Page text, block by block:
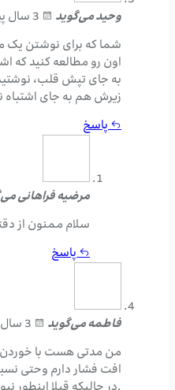
وحیدمی‌گوید
شما که برای نوشتن
اون رو مطالعه کنید که
به جای تپش قلب،
زیرش هم به جای اشتباه
پاسخ
مرضیه فراهانی
سلام ممنون از
پاسخ
فاطمهمی‌گوید
من مدتی هست با خوردن
افت فشار دارم وحتی